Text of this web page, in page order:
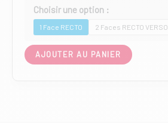
1 Face RECTO 2 Faces RECTO VERSO
AJOUTER AU PANIER
produit